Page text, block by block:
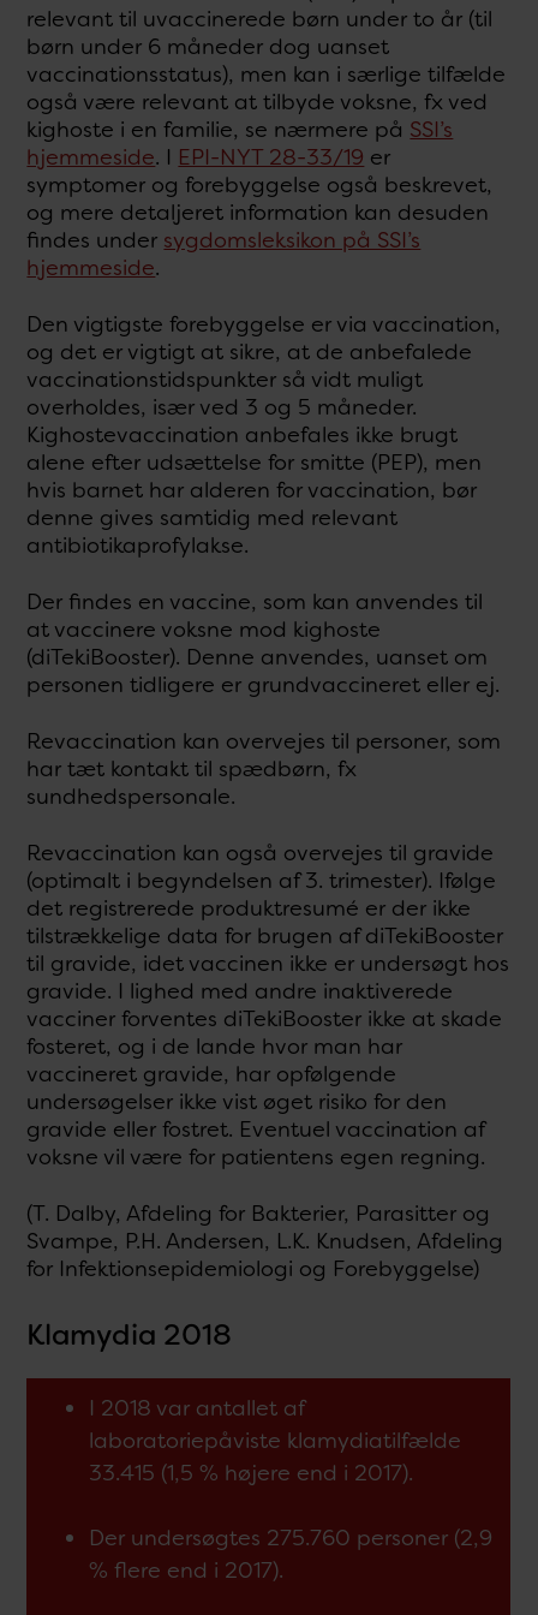
relevant til uvaccinerede børn under to år (til
børn under 6 måneder dog uanset
vaccinationsstatus), men kan i særlige tilfælde
også være relevant at tilbyde voksne, fx ved
kighoste i en familie, se nærmere på SSI’s
hjemmeside. I EPI-NYT 28-33/19 er
symptomer og forebyggelse også beskrevet,
og mere detaljeret information kan desuden
findes under sygdomsleksikon på SSI’s
hjemmeside.
Den vigtigste forebyggelse er via vaccination,
og det er vigtigt at sikre, at de anbefalede
vaccinationstidspunkter så vidt muligt
overholdes, især ved 3 og 5 måneder.
Kighostevaccination anbefales ikke brugt
alene efter udsættelse for smitte (PEP), men
hvis barnet har alderen for vaccination, bør
denne gives samtidig med relevant
antibiotikaprofylakse.
Der findes en vaccine, som kan anvendes til
at vaccinere voksne mod kighoste
(diTekiBooster). Denne anvendes, uanset om
personen tidligere er grundvaccineret eller ej.
Revaccination kan overvejes til personer, som
har tæt kontakt til spædbørn, fx
sundhedspersonale.
Revaccination kan også overvejes til gravide
(optimalt i begyndelsen af 3. trimester). Ifølge
det registrerede produktresumé er der ikke
tilstrækkelige data for brugen af diTekiBooster
til gravide, idet vaccinen ikke er undersøgt hos
gravide. I lighed med andre inaktiverede
vacciner forventes diTekiBooster ikke at skade
fosteret, og i de lande hvor man har
vaccineret gravide, har opfølgende
undersøgelser ikke vist øget risiko for den
gravide eller fostret. Eventuel vaccination af
voksne vil være for patientens egen regning.
(T. Dalby, Afdeling for Bakterier, Parasitter og
Svampe, P.H. Andersen, L.K. Knudsen, Afdeling
for Infektionsepidemiologi og Forebyggelse)
Klamydia 2018
I 2018 var antallet af
laboratoriepåviste klamydiatilfælde
33.415 (1,5 % højere end i 2017).
Der undersøgtes 275.760 personer (2,9
% flere end i 2017).